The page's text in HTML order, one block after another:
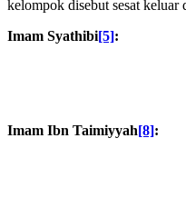
kelompok disebut sesat keluar
Imam Syathibi[5]:
Imam Ibn Taimiyyah[8]: